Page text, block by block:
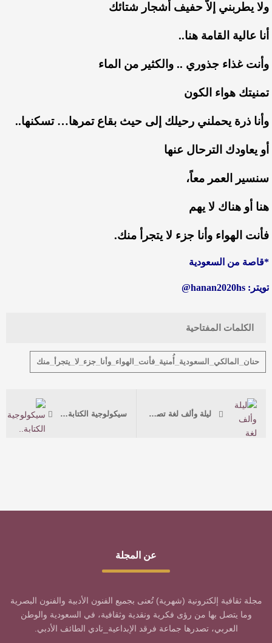
ولا يطربني إلاّ حفيف أشجار شتائك
أنا عالية القامة هنا..
وأنت غذاء جذوري .. والكثير من الماء
تمنيتك هواء الكون
وأنا ذرة يحملني رحيلك إلى حيث بقاع تمرها…تسكنها..
أو يعاودك الترحال عنها
سنسير العمر معاً،
هنا أو هناك لا يهم
فأنت الهواء وأنا جزء لا يتجرأ منك.
*قاصة من السعودية
تويتر: hanan2020hs@
الكلمات المفتاحية
حنان_المالكي_السعودية_أُمنية_فأنت_الهواء_وأنا_جزء_لا_يتجرأ_منك
ليلة وألف لغة تصوغ حكاية الحيلة سيكولوجية الكتابة.. وتقييم سلوكها
عن المجلة
مجلة ثقافية إلكترونية (شهرية) تُعنى بجميع الفنون الأدبية والفنون البصرية
وما يتصل بها من رؤى فكرية ونقدية وثقافية، في السعودية والوطن
العربي، تصدرها جماعة فرقد الإبداعية_نادي الطائف الأدبي.